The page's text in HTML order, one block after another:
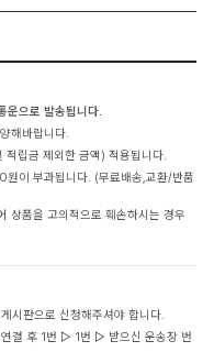
으로 발송됩니다.
해바랍니다.
립금 제외한 금액) 적용됩니다.
이 부과됩니다. (무료배송,교환/반품
상품을 고의적으로 훼손하시는 경우
시판으로 신청해주셔야 합니다.
결 후 1번 ▷ 1번 ▷ 받으신 운송장 번